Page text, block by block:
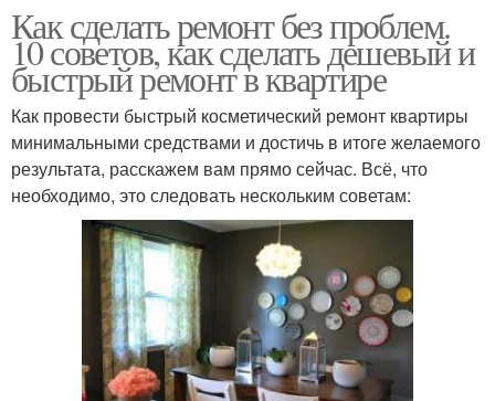
Как сделать ремонт без проблем.
10 советов, как сделать дешевый и
быстрый ремонт в квартире
Как провести быстрый косметический ремонт квартиры
минимальными средствами и достичь в итоге желаемого
результата, расскажем вам прямо сейчас. Всё, что
необходимо, это следовать нескольким советам: